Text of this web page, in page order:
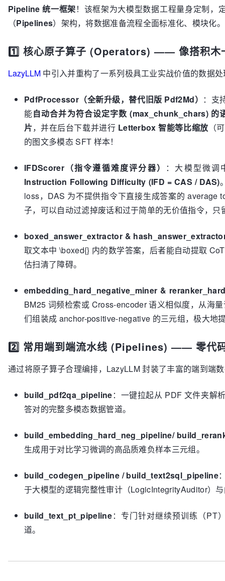
Pipeline 统一框架！该框架为大模型数据工程量身定制，
（Pipelines）架构，将数据准备流程全面标准化、模块化。
1️⃣ 核心原子算子 (Operators) —— 像搭积木
LazyLLM 中引入并重构了一系列极具工业实战价值的数据
PdfProcessor（全新升级，替代旧版 Pdf2Md） ：支
能自动合并为符合设定字数 (max_chunk_chars) 的
片，并在后台下载并进行 Letterbox 智能等比缩放 （
的图文多模态 SFT 样本！
IFDScorer（指令遵循难度评分器）
：大模型微调
Instruction Following Difficulty (IFD = CAS / DAS)
loss，DAS 为不提供指令下直接生成答案的 average
子，可以自动过滤掉废话和过于简单的无价值指令，
boxed_answer_extractor &
取文本中 \boxed{} 内的数学答案，后者能自动提取
估扫清了障碍。
embedding_hard_negative_miner &
BM25 词频检索或 Cross-encoder 语义相似度，从海
们组装成 anchor-positive-negative 的三元组，极大地
2️⃣ 常用端到端流水线 (Pipelines) —— 零代
通过将原子算子合理编排，LazyLLM 封装了丰富的端到端
build_pdf2qa_pipeline：一键拉起从 PDF 文件夹解
答对的完整多模态数据管道。
build_embedding_hard_neg_pipeline/
生成用于对比学习微调的高品质难负样本三元组。
build_codegen_pipeline / build_text2sql_pipeline
于大模型的逻辑完整性审计（LogicIntegrityAuditor）
build_text_pt_pipeline：专门针对继续预训练（PT
道。